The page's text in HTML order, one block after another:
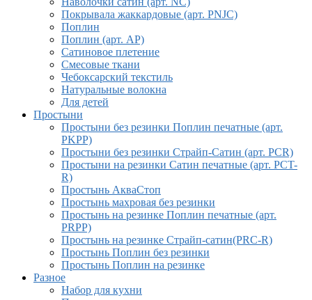
Покрывала жаккардовые (арт. PNJC)
Поплин
Поплин (арт. AP)
Сатиновое плетение
Смесовые ткани
Чебоксарский текстиль
Натуральные волокна
Для детей
Простыни
Простыни без резинки Поплин печатные (арт.
PKPP)
Простыни без резинки Страйп-Сатин (арт. PCR)
Простыни на резинки Сатин печатные (арт. PCT-
R)
Простынь АкваСтоп
Простынь махровая без резинки
Простынь на резинке Поплин печатные (арт.
PRPP)
Простынь на резинке Страйп-сатин(PRC-R)
Простынь Поплин без резинки
Простынь Поплин на резинке
Разное
Набор для кухни